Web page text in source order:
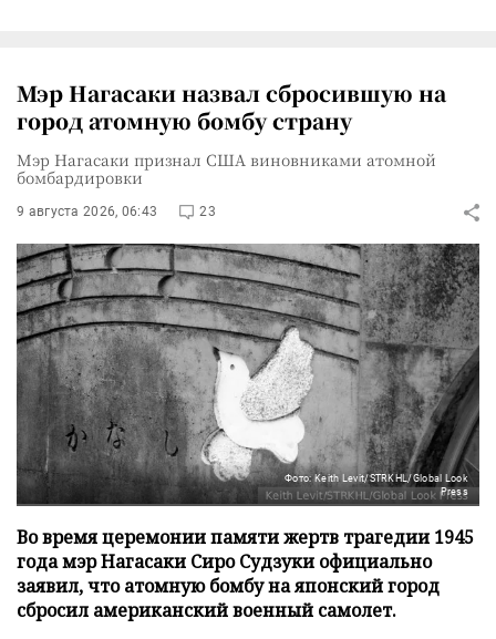
Мэр Нагасаки назвал сбросившую на
город атомную бомбу страну
Мэр Нагасаки признал США виновниками атомной
бомбардировки
9 августа 2026, 06:43 23
Фото: Keith Levit/STRKHL/Global Look
Press
Во время церемонии памяти жертв трагедии 1945
года мэр Нагасаки Сиро Судзуки официально
заявил, что атомную бомбу на японский город
сбросил американский военный самолет.